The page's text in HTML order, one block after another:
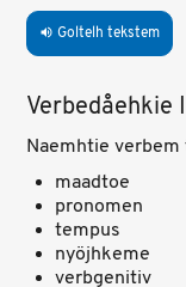
volume_up Goltelh tekstem
Verbedåehkie I
Naemhtie
maadtoe
pronomen
tempus
nyöjhkeme
verbgenitiv